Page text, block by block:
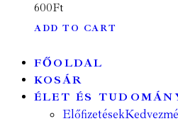
600Ft
ADD TO CART
FŐOLDAL
KOSÁR
ÉLET ÉS
Előfizetések